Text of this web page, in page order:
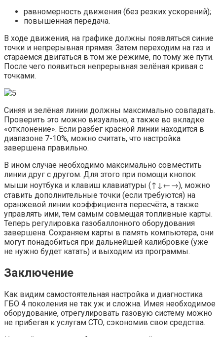
равномерность движения (без резких ускорений);
повышенная передача.
В ходе движения, на графике должны появляться синие
точки и непрерывная прямая. Затем переходим на газ и
стараемся двигаться в том же режиме, по тому же пути.
После чего появиться непрерывная зелёная кривая с
точками.
Синяя и зелёная линии должны максимально совпадать.
Проверить это можно визуально, а также во вкладке
«отклонение». Если разбег красной линии находится в
диапазоне 7-10%, можно считать, что настройка
завершена правильно.
В ином случае необходимо максимально совместить
линии друг с другом. Для этого при помощи кнопок
мыши ноутбука и клавиш клавиатуры (↑↓←→), можно
ставить дополнительные точки (если требуются) на
оранжевой линии коэффициента пересчёта, а также
управлять ими, тем самым совмещая топливные карты.
Теперь регулировка газобаллонного оборудования
завершена. Сохраняем карты в память компьютера, они
могут понадобиться при дальнейшей калибровке (уже
не нужно будет катать) и выходим из программы.
Заключение
Как видим самостоятельная настройка и диагностика
ГБО 4 поколения не так уж и сложна. Имея необходимое
оборудование, отрегулировать газовую систему можно
не прибегая к услугам СТО, сэкономив свои средства.